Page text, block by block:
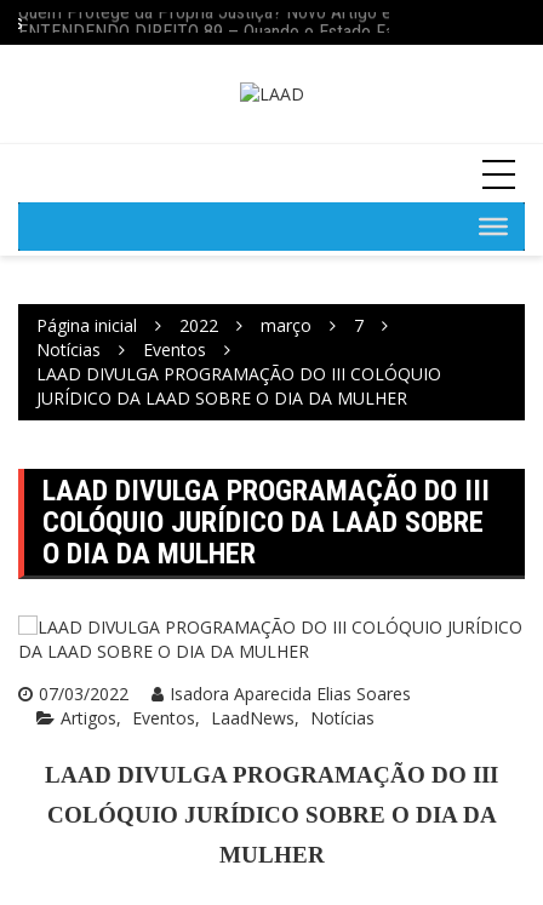
paraENTENDENDO DIREITO 89 – Quando o Estado Falha: o Preço da
Página inicial 2022 março
7
Notícias
Eventos
LAAD DIVULGA PROGRAMAÇÃO DO III COLÓQUIO
JURÍDICO DA LAAD SOBRE O DIA DA MULHER
LAAD DIVULGA PROGRAMAÇÃO DO III
COLÓQUIO JURÍDICO DA LAAD SOBRE
O DIA DA MULHER
07/03/2022
Isadora Aparecida Elias Soares
Artigos
Eventos LaadNews Notícias
LAAD DIVULGA PROGRAMAÇÃO DO III
COLÓQUIO JURÍDICO SOBRE O DIA DA
MULHER